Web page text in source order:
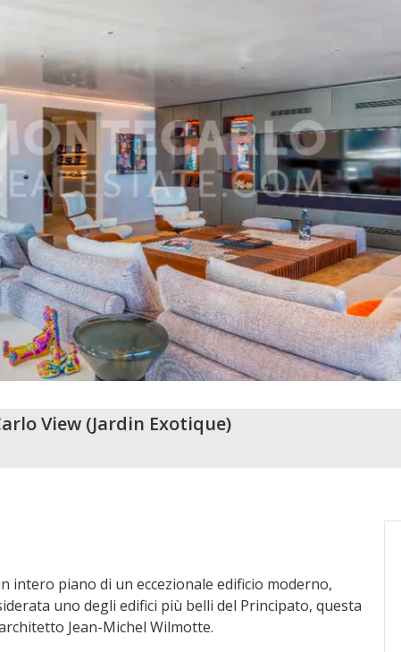
View (Jardin Exotique)
intero piano di un eccezionale edificio moderno,
uno degli edifici più belli del Principato, questa
Jean-Michel Wilmotte.